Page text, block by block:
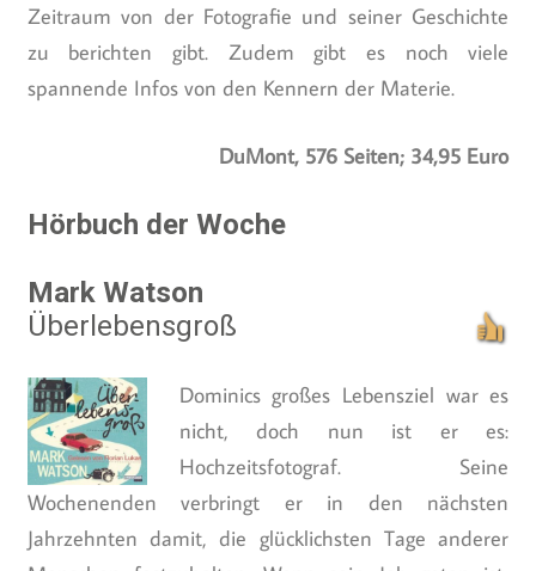
Zeitraum von der Fotografie und seiner Geschichte
zu berichten gibt. Zudem gibt es noch viele
spannende Infos von den Kennern der Materie.
DuMont, 576 Seiten; 34,95 Euro
Hörbuch der Woche
Mark Watson
Überlebensgroß
Dominics großes Lebensziel war es
nicht, doch nun ist er es:
Hochzeitsfotograf. Seine
Wochenenden verbringt er in den nächsten
Jahrzehnten damit, die glücklichsten Tage anderer